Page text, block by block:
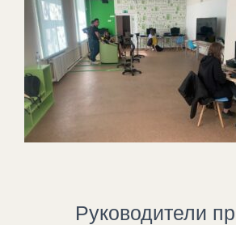
Руководители